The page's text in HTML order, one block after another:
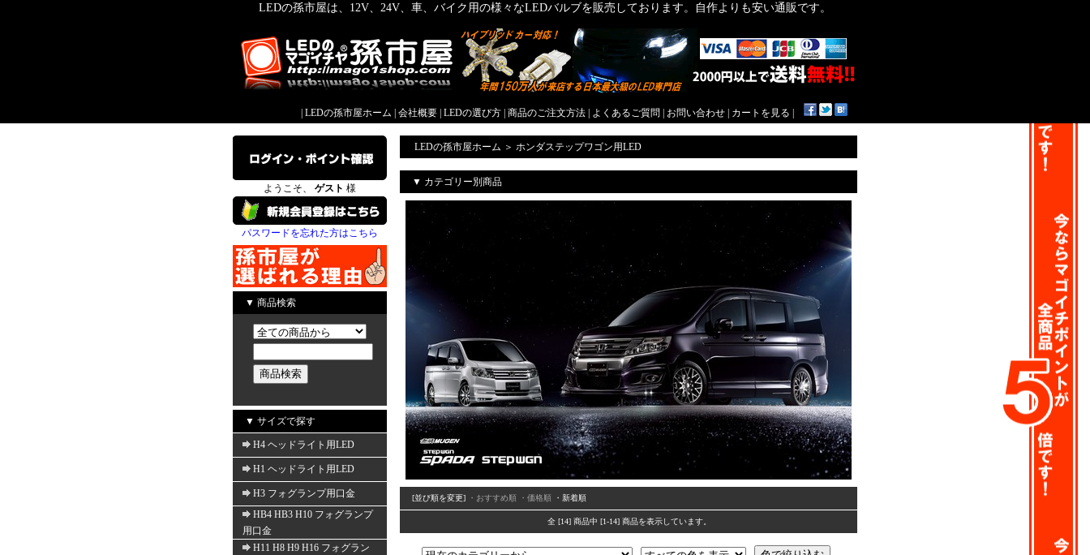
LEDの孫市屋は、12V、24V、車、バイク用の様々なLEDバルブを販売しております。自作よりも安い通販です。
LEDの孫市屋ホーム 会社概要 LEDの選び方 商品のご注文方法 よくあるご質問 お問い合わせ カートを見る
ようこそ、 ゲスト 様
パスワードを忘れた方はこちら
▼ 商品検索
▼ サイズで探す
H4 ヘッドライト用LED
H1 ヘッドライト用LED
H3 フォグランプ用口金
HB4 HB3 H10 フォグランプ
用口金
H11 H8 H9 H16 フォグラン
LEDの孫市屋ホーム ＞ ホンダステップワゴン用LED
▼ カテゴリー別商品
[並び順を変更] ・おすすめ順 ・価格順 ・新着順
全 [14] 商品中 [1-14] 商品を表示しています。